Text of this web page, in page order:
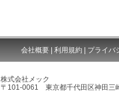
会社概要 | 利用規約 | プライバ
株式会社メック
〒101-0061 東京都千代田区神田三